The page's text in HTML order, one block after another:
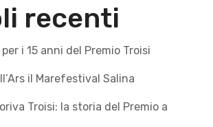
recenti
i 15 anni del Premio Troisi
il Marefestival Salina
Troisi: la storia del Premio a